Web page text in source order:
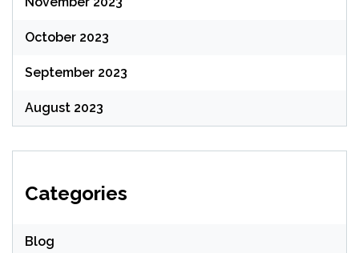
October 2023
September 2023
August 2023
Categories
Blog